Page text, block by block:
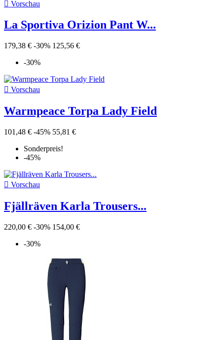
 Vorschau
La Sportiva Orizion Pant W...
179,38 € -30% 125,56 €
-30%
 Vorschau
Warmpeace Torpa Lady Field
101,48 € -45% 55,81 €
Sonderpreis!
-45%
 Vorschau
Fjällräven Karla Trousers...
220,00 € -30% 154,00 €
-30%